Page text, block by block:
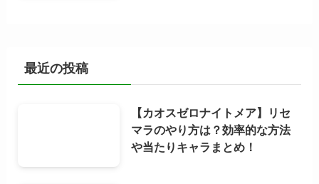
最近の投稿
【カオスゼロナイトメア】リセ
マラのやり方は？効率的な方法
や当たりキャラまとめ！